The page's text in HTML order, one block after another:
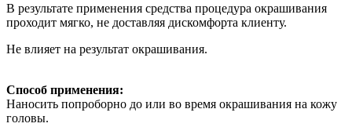
В результате применения средства процедура окрашивания
проходит мягко, не доставляя дискомфорта клиенту.
Не влияет на результат окрашивания.
Способ применения:
Наносить попроборно до или во время окрашивания на кожу
головы.